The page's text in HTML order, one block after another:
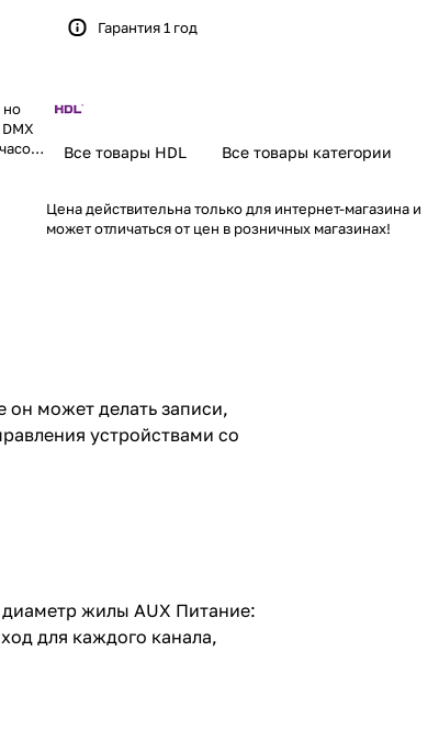
но
Гарантия 1 год
Все товары HDL Все товары категории
Цена действительна только для интернет-магазина и
может отличаться от цен в розничных магазинах!
он может делать записи,
устройствами со
жилы AUX Питание:
для каждого канала,